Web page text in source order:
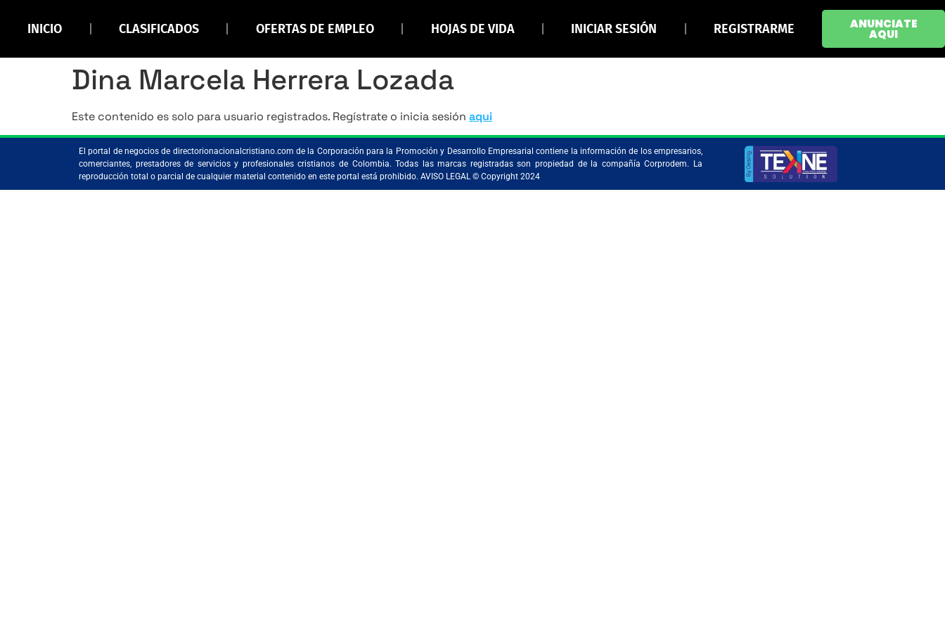
INICIO CLASIFICADOS OFERTAS DE EMPLEO HOJAS DE VIDA INICIAR SESIÓN REGISTRARME ANUNCIATE
AQUI
Dina Marcela Herrera Lozada
Este contenido es solo para usuario registrados. Regístrate o inicia sesión aqui
El portal de negocios de directorionacionalcristiano.com de la Corporación para la Promoción y Desarrollo Empresarial contiene la información de los empresarios,
comerciantes, prestadores de servicios y profesionales cristianos de Colombia. Todas las marcas registradas son propiedad de la compañía Corprodem. La
reproducción total o parcial de cualquier material contenido en este portal está prohibido. AVISO LEGAL © Copyright 2024